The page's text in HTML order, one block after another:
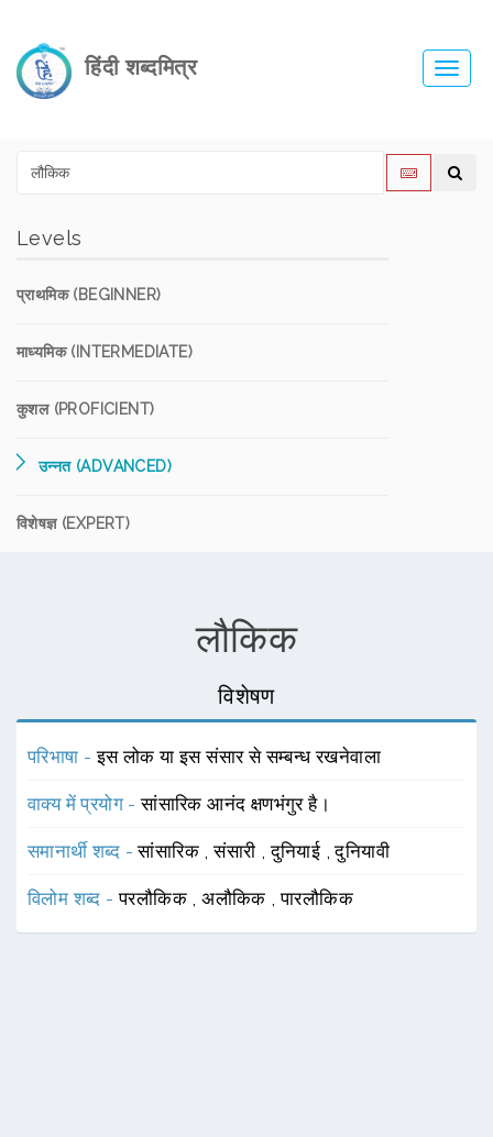
हिंदी शब्दमित्र
Levels
प्राथमिक (BEGINNER)
माध्यमिक (INTERMEDIATE)
कुशल (PROFICIENT)
उन्नत (ADVANCED)
विशेषज्ञ (EXPERT)
लौकिक
विशेषण
परिभाषा -इस लोक या इस संसार से सम्बन्ध रखनेवाला
वाक्य में प्रयोग -सांसारिक आनंद क्षणभंगुर है।
समानार्थी शब्द -सांसारिक ,संसारी ,दुनियाई ,दुनियावी
विलोम शब्द -परलौकिक ,अलौकिक ,पारलौकिक